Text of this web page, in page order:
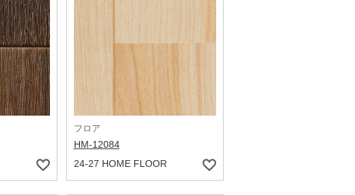
フロア
HM-12084
24-27 HOME FLOOR